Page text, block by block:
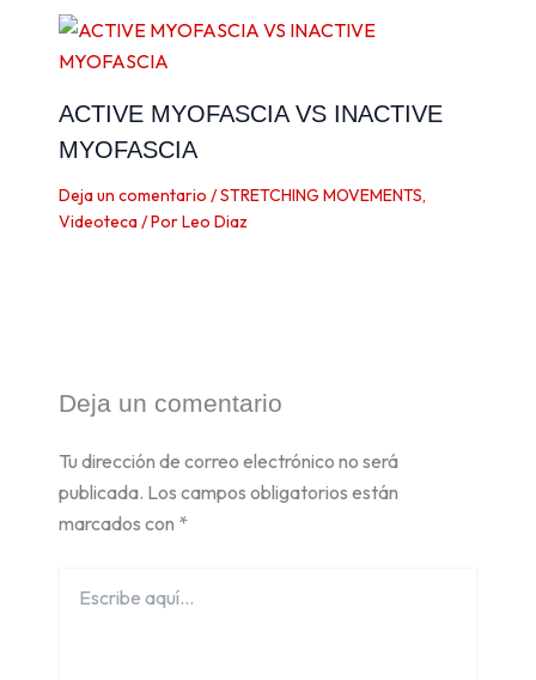
ACTIVE MYOFASCIA VS INACTIVE
MYOFASCIA
Deja un comentario /STRETCHING MOVEMENTS,
Videoteca/ PorLeo Diaz
Deja un comentario
Tu dirección de correo electrónico no será
publicada. Los campos obligatorios están
marcados con *
aquí...